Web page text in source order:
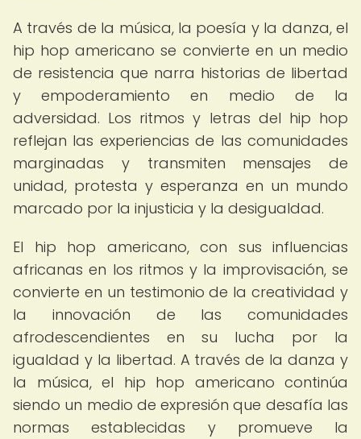
A través de la música, la poesía y la danza, el
hip hop americano se convierte en un medio
de resistencia que narra historias de libertad
y empoderamiento en medio de la
adversidad. Los ritmos y letras del hip hop
reflejan las experiencias de las comunidades
marginadas y transmiten mensajes de
unidad, protesta y esperanza en un mundo
marcado por la injusticia y la desigualdad.
El hip hop americano, con sus influencias
africanas en los ritmos y la improvisación, se
convierte en un testimonio de la creatividad y
la innovación de las comunidades
afrodescendientes en su lucha por la
igualdad y la libertad. A través de la danza y
la música, el hip hop americano continúa
siendo un medio de expresión que desafía las
normas establecidas y promueve la